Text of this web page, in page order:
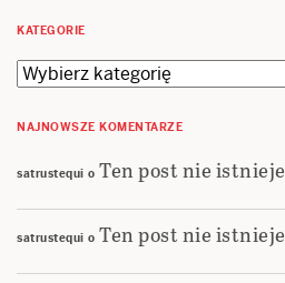
KATEGORIE
Kategorie
NAJNOWSZE KOMENTARZE
satrustequi o Ten post nie istnieje
satrustequi o Ten post nie istnieje